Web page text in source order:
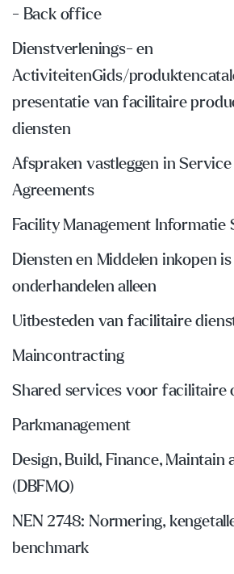
- Back office
Dienstverlenings- en
ActiviteitenGids/
presentatie van facilitaire
diensten
Afspraken vastleggen in
Agreements
Facility Management Informatie
Diensten en Middelen inkopen
onderhandelen alleen
Uitbesteden van facilitaire
Maincontracting
Shared services voor facilitaire
Parkmanagement
Design, Build, Finance, Maintain
(DBFMO)
NEN 2748: Normering,
benchmark